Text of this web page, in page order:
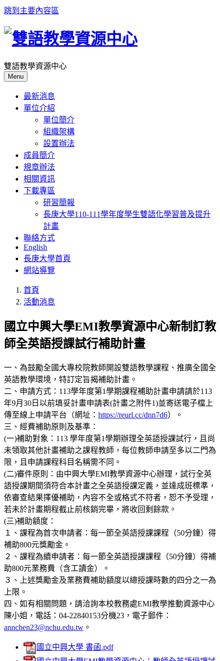
跳到主要內容區
雙語教學資源中心
Menu
最新消息
單位介紹
單位簡介
組織架構
設置辦法
成員簡介
規章辦法
相關資訊
下載專區
研習簡報
長庚大學110-111學年度學生雙語化學習普及提升
計畫
聯絡方式
English
長庚大學首頁
網站導覽
首頁
活動消息
國立中興大學EMI教學資源中心新制訂教
師全英語授課試行補助計畫
一、為鼓勵全國大專校院教師開設雙語教學課程、推廣全國全
英語教學環境，特訂定旨揭補助計畫。
二、申請方式：113學年度第1學期課程補助計畫申請請於113
年9月30日以前填妥計畫申請表(計畫之附件1)並寄送電子檔上
傳至線上申請平台（網址： https://reurl.cc/dnn7d6）。
三、經費補助原則及基準：
(一)補助對象：113 學年度第1學期辦理全英語授課試行，且尚
未領取其他計畫補助之課程教師，每位教師申請至多以二門為
限，且申請課程科目名稱需不同。
(二)審件原則：由中興大學EMI教學資源中心辦理，試行全英
語授課期間須符合本計畫之全英語授課定義，並達成班標準，
依審查結果擇優補助，內容不全或格式不符者，恕不予受理，
若未於計畫期程截止前核銷完畢，將收回剩餘款。
(三)補助額度：
１、課程為首次申請者：每一節全英語授課課程（50分鐘）得
補助800元獎勵金。
２、課程為續申請者：每一節全英語授課課程（50分鐘）得補
助800元業務費（含工讀金）。
３、上述獎勵金及業務費補助額度以總授課時數的四分之一為
上限。
四、如有相關問題，請洽詢本校教務處EMI教學推動資源中心
陳小姐，電話：04-22840153分機23，電子郵件：
annchen23@nchu.edu.tw 。
國立中興大學 書函.pdf